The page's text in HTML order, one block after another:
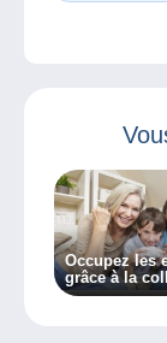
Occupez les
grâce à la